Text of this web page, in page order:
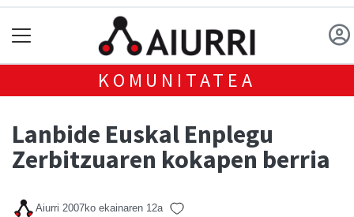
KOMUNITATEA
Lanbide Euskal Enplegu
Zerbitzuaren kokapen berria
Aiurri 2007ko ekainaren 12a